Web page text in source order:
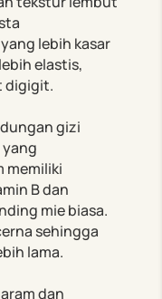
lebih kasar
elastis,
digigit.
gizi
memiliki
B dan
mie biasa.
sehingga
lama.
dan